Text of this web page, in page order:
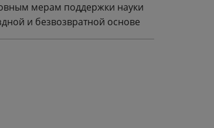
мерам поддержки науки
и безвозвратной основе